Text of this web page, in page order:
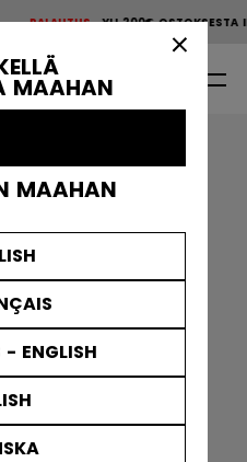
MAAHAN
MAAHAN
- ENGLISH
animation.
PALAUTUS YLI 200€ OSTOKSESTA
TOIMITUS